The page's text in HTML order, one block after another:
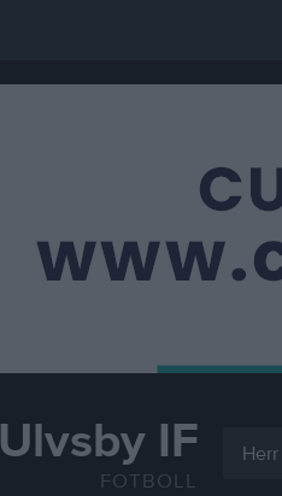
Ulvsby IF
FOTBOLL
Herr